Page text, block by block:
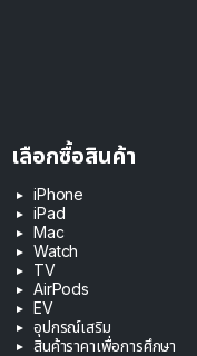
เลือกซื้อสินค้า
iPhone
iPad
Mac
Watch
TV
AirPods
EV
อุปกรณ์เสริม
สินค้าราคาเพื่อการศึกษา